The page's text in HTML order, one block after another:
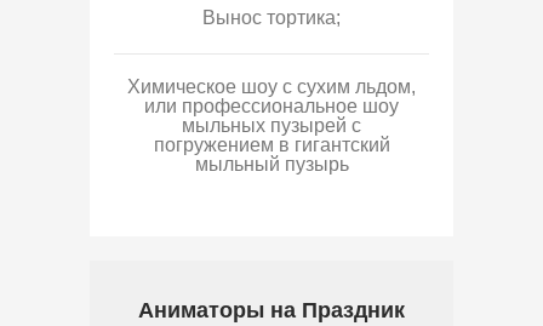
Вынос тортика;
Химическое шоу с сухим льдом,
или профессиональное шоу
мыльных пузырей с
погружением в гигантский
мыльный пузырь
Аниматоры на Праздник